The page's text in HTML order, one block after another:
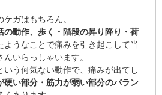
ガはもちろん。
の動作、歩く・階段の昇り降り・荷
ようなことで痛みを引き起こして当
いらっしゃいます。
いう何気ない動作で、痛みが出てし
硬い部分・筋力が弱い部分のバラン